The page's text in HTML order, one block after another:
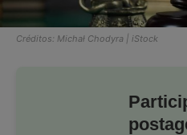
Créditos: Michał Chodyra | iStock